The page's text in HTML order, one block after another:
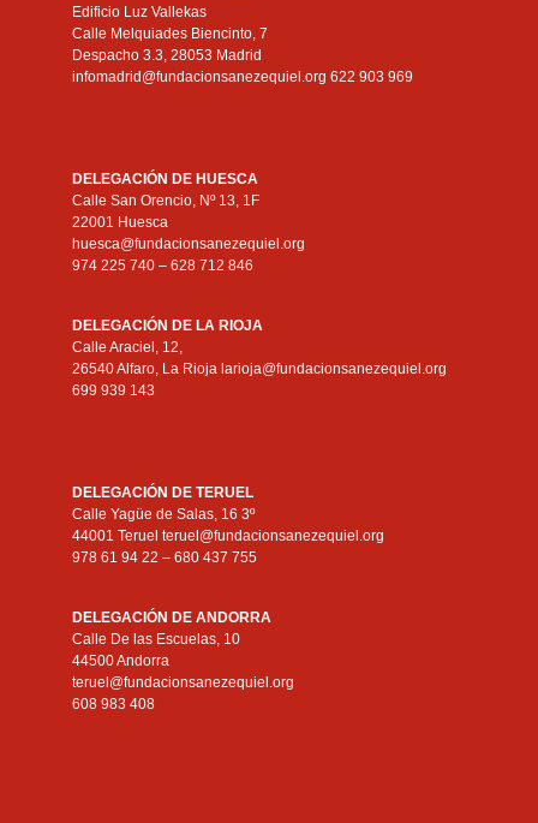
Edificio Luz Vallekas
Calle Melquiades Biencinto, 7
Despacho 3.3, 28053 Madrid
infomadrid@fundacionsanezequiel.org 622 903 969
DELEGACIÓN DE HUESCA
Calle San Orencio, Nº 13, 1F
22001 Huesca
huesca@fundacionsanezequiel.org
974 225 740 – 628 712 846
DELEGACIÓN DE LA RIOJA
Calle Araciel, 12,
26540 Alfaro, La Rioja larioja@fundacionsanezequiel.org
699 939 143
DELEGACIÓN DE TERUEL
Calle Yagüe de Salas, 16 3º
44001 Teruel teruel@fundacionsanezequiel.org
978 61 94 22 – 680 437 755
DELEGACIÓN DE ANDORRA
Calle De las Escuelas, 10
44500 Andorra
teruel@fundacionsanezequiel.org
608 983 408